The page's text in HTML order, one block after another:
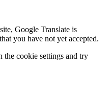
Google Translate is
you have not yet accepted.
the cookie settings and try